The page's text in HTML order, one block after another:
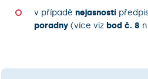
v případě nejasností
poradny(více viz bod č. 8